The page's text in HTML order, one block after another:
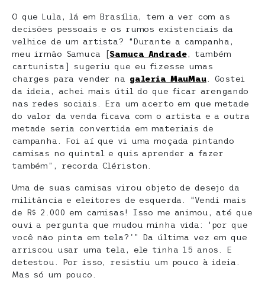
O que Lula, lá em Brasília, tem a ver com as
decisões pessoais e os rumos existenciais da
velhice de um artista? “Durante a campanha,
meu irmão Samuca [Samuca Andrade, também
cartunista] sugeriu que eu fizesse umas
charges para vender na galeria MauMau. Gostei
da ideia, achei mais útil do que ficar arengando
nas redes sociais. Era um acerto em que metade
do valor da venda ficava com o artista e a outra
metade seria convertida em materiais de
campanha. Foi aí que vi uma moçada pintando
camisas no quintal e quis aprender a fazer
também”, recorda Clériston.
Uma de suas camisas virou objeto de desejo da
militância e eleitores de esquerda. “Vendi mais
de R$ 2.000 em camisas! Isso me animou, até que
ouvi a pergunta que mudou minha vida: ‘por que
você não pinta em tela?'” Da última vez em que
arriscou usar uma tela, ele tinha 15 anos. E
detestou. Por isso, resistiu um pouco à ideia.
Mas só um pouco.